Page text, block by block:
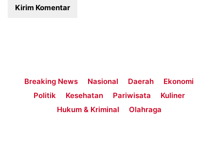
Breaking News Nasional Daerah
Ekonomi
Politik
Kesehatan Pariwisata
Kuliner
Hukum & Kriminal
Olahraga